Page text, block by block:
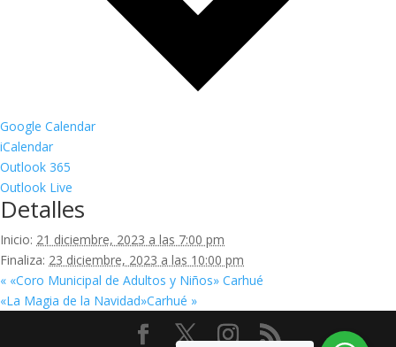
Google Calendar
iCalendar
Outlook 365
Outlook Live
Detalles
Inicio: 21 diciembre, 2023 a las 7:00 pm
Finaliza: 23 diciembre, 2023 a las 10:00 pm
« «Coro Municipal de Adultos y Niños» Carhué
«La Magia de la Navidad»Carhué »